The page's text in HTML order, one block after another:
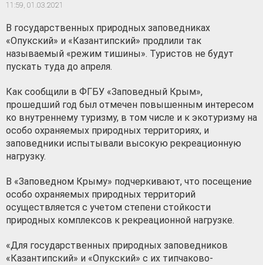
11:59, 01.03.2021
В государственных природных заповедниках
«Опукский» и «Казантипский» продлили так
называемый «режим тишины». Туристов не будут
пускать туда до апреля.
Как сообщили в ФГБУ «Заповедный Крым»,
прошедший год был отмечен повышенным интересом
ко внутреннему туризму, в том числе и к экотуризму на
особо охраняемых природных территориях, и
заповедники испытывали высокую рекреационную
нагрузку.
В «Заповедном Крыму» подчеркивают, что посещение
особо охраняемых природных территорий
осуществляется с учетом степени стойкости
природных комплексов к рекреационной нагрузке.
«Для государственных природных заповедников
«Казантипский» и «Опукский» с их типчаково-